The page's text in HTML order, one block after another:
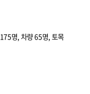
명, 차량 65명, 토목